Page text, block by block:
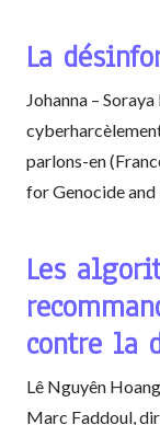
La
Johanna –
parlons-en
for Genocide
Les
contre la
Lê Nguyên
Marc Faddoul,